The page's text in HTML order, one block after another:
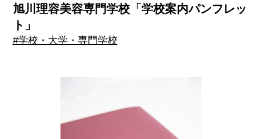
旭川理容美容専門学校「学校案内パンフレッ
ト」
#学校・大学・専門学校